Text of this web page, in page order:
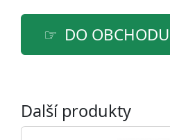
DO OBCHODU
Další produkty